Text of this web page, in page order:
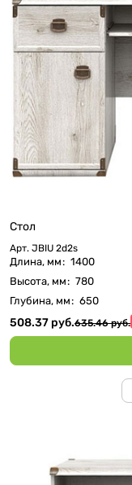
Стол
Арт. JBIU 2d2s
Длина, мм: 1400
Высота, мм: 780
Глубина, мм: 650
508.37 руб.635.46 руб.